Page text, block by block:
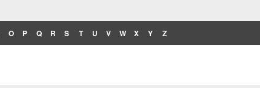
O P Q R S T U V W X Y Z